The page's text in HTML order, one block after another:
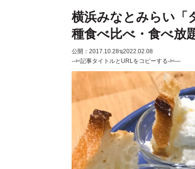
横浜みなとみらい「
種食べ比べ・食べ放
公開：2017.10.28ಇ2022.02.08
--✄記事タイトルとURLをコピーする-✄—